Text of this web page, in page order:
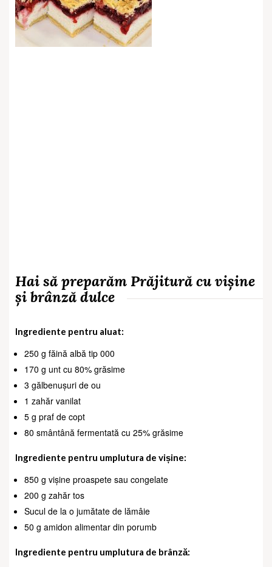
Hai să preparămPrăjitură cu vișine
și brânză dulce
Ingrediente pentru aluat:
250 g făină albă tip 000
170 g unt cu 80% grăsime
3 gălbenușuri de ou
1 zahăr vanilat
5 g praf de copt
80 smântână fermentată cu 25% grăsime
Ingrediente pentru umplutura de vișine:
850 g vișine proaspete sau congelate
200 g zahăr tos
Sucul de la o jumătate de lămâie
50 g amidon alimentar din porumb
Ingrediente pentru umplutura de brânză: